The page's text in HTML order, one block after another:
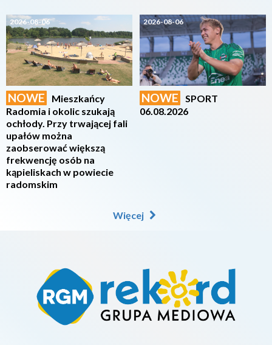
2026-08-06
NOWE
Mieszkańcy
Radomia i okolic szukają
ochłody. Przy trwającej fali
upałów można
zaobserować większą
frekwencję osób na
kąpieliskach w powiecie
radomskim
2026-08-06
NOWE
SPORT
06.08.2026
Więcej